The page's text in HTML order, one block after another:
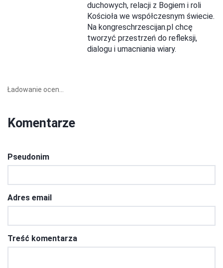
duchowych, relacji z Bogiem i roli
Kościoła we współczesnym świecie.
Na kongreschrzescijan.pl chcę
tworzyć przestrzeń do refleksji,
dialogu i umacniania wiary.
Ładowanie ocen...
Komentarze
Pseudonim
Adres email
Treść komentarza